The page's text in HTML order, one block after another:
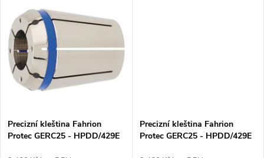
ů
t
ů
Precizní kleština Fahrion
Protec GERC25 - HPDD/429E
Precizní kleština Fahrion
Protec GERC25 - HPDD/429E